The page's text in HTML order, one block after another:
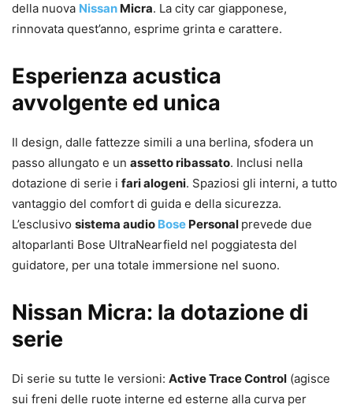
della nuova Nissan Micra. La city car giapponese,
rinnovata quest’anno, esprime grinta e carattere.
Esperienza acustica
avvolgente ed unica
Il design, dalle fattezze simili a una berlina, sfodera un
passo allungato e un assetto ribassato. Inclusi nella
dotazione di serie i fari alogeni. Spaziosi gli interni, a tutto
vantaggio del comfort di guida e della sicurezza.
L’esclusivo sistema audio Bose Personal prevede due
altoparlanti Bose UltraNearfield nel poggiatesta del
guidatore, per una totale immersione nel suono.
Nissan Micra: la dotazione di
serie
Di serie su tutte le versioni: Active Trace Control (agisce
sui freni delle ruote interne ed esterne alla curva per